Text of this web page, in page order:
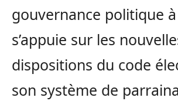
gouvernance politique
s’appuie sur les
dispositions du code
son système de